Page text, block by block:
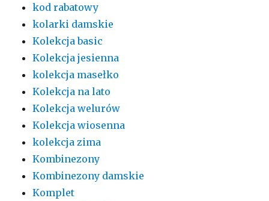
kod rabatowy
kolarki damskie
Kolekcja basic
Kolekcja jesienna
kolekcja masełko
Kolekcja na lato
Kolekcja welurów
Kolekcja wiosenna
kolekcja zima
Kombinezony
Kombinezony damskie
Komplet